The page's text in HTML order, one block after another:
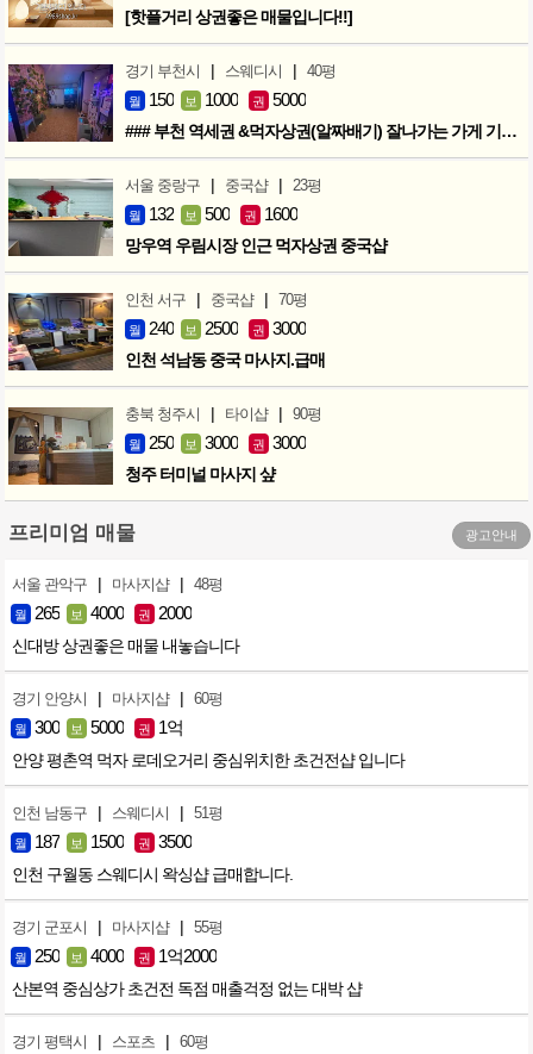
[핫플거리 상권좋은 매물입니다!!]
경기 부천시 | 스웨디시 | 40평
월 150 보 1000 권 5000
### 부천 역세권 &먹자상권(알짜배기) 잘나가는 가게 기회입니다 ###
서울 중랑구 | 중국샵 | 23평
월 132 보 500 권 1600
망우역 우림시장 인근 먹자상권 중국샵
인천 서구 | 중국샵 | 70평
월 240 보 2500 권 3000
인천 석남동 중국 마사지.급매
충북 청주시 | 타이샵 | 90평
월 250 보 3000 권 3000
청주 터미널 마사지 샾
프리미엄 매물 광고안내
서울 관악구 | 마사지샵 | 48평
월 265 보 4000 권 2000
신대방 상권좋은 매물 내놓습니다
경기 안양시 | 마사지샵 | 60평
월 300 보 5000 권 1억
안양 평촌역 먹자 로데오거리 중심위치한 초건전샵 입니다
인천 남동구 | 스웨디시 | 51평
월 187 보 1500 권 3500
인천 구월동 스웨디시 왁싱샵 급매합니다.
경기 군포시 | 마사지샵 | 55평
월 250 보 4000 권 1억2000
산본역 중심상가 초건전 독점 매출걱정 없는 대박 샵
경기 평택시 | 스포츠 | 60평